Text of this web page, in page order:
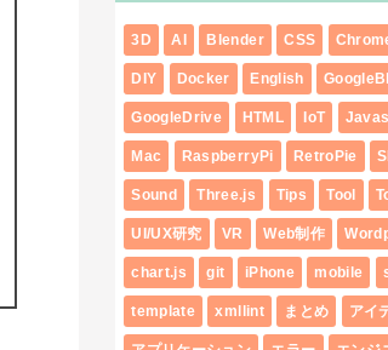
3D AI Blender CSS
DIY Docker English
GoogleDrive HTML IoT
Mac RaspberryPi RetroPie
Sound Three.js Tips Tool
UI/UX研究 VR Web制作
chart.js git iPhone mobile
template xmllint まとめ アイ